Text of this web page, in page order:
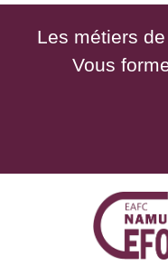
Les métiers
Vous